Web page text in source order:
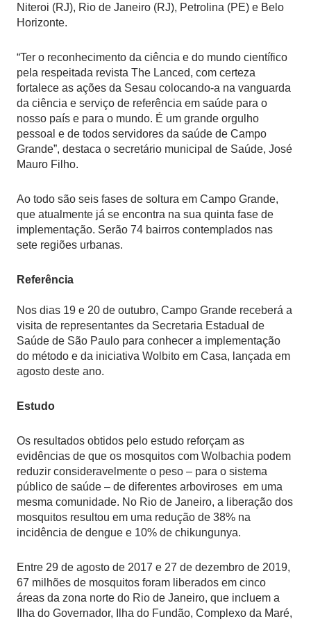
Niteroi (RJ), Rio de Janeiro (RJ), Petrolina (PE) e Belo
Horizonte.
“Ter o reconhecimento da ciência e do mundo científico
pela respeitada revista The Lanced, com certeza
fortalece as ações da Sesau colocando-a na vanguarda
da ciência e serviço de referência em saúde para o
nosso país e para o mundo. É um grande orgulho
pessoal e de todos servidores da saúde de Campo
Grande”, destaca o secretário municipal de Saúde, José
Mauro Filho.
Ao todo são seis fases de soltura em Campo Grande,
que atualmente já se encontra na sua quinta fase de
implementação. Serão 74 bairros contemplados nas
sete regiões urbanas.
Referência
Nos dias 19 e 20 de outubro, Campo Grande receberá a
visita de representantes da Secretaria Estadual de
Saúde de São Paulo para conhecer a implementação
do método e da iniciativa Wolbito em Casa, lançada em
agosto deste ano.
Estudo
Os resultados obtidos pelo estudo reforçam as
evidências de que os mosquitos com Wolbachia podem
reduzir consideravelmente o peso – para o sistema
público de saúde – de diferentes arboviroses em uma
mesma comunidade. No Rio de Janeiro, a liberação dos
mosquitos resultou em uma redução de 38% na
incidência de dengue e 10% de chikungunya.
Entre 29 de agosto de 2017 e 27 de dezembro de 2019,
67 milhões de mosquitos foram liberados em cinco
áreas da zona norte do Rio de Janeiro, que incluem a
Ilha do Governador, Ilha do Fundão, Complexo da Maré,